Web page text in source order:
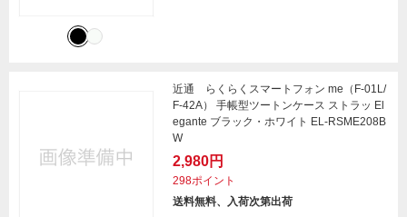
近通 らくらくスマートフォン me（F-01L/
F-42A） 手帳型ツートンケース ストラッ El
egante ブラック・ホワイト EL-RSME208B
W
2,980円
298ポイント
送料無料、入荷次第出荷